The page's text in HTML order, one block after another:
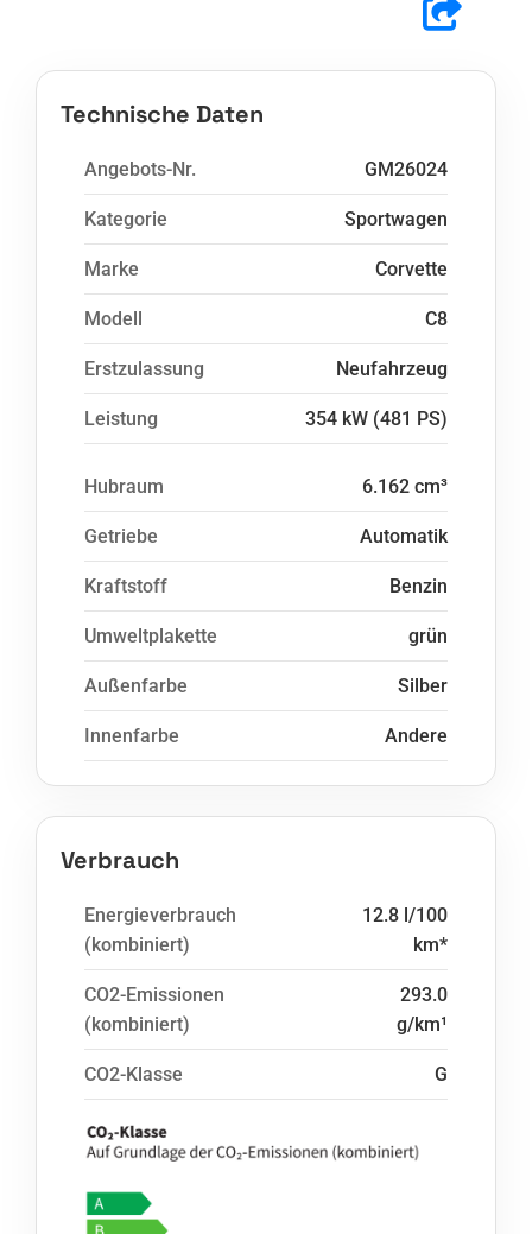
Technische Daten
Angebots-Nr. GM26024
Kategorie Sportwagen
Marke Corvette
Modell C8
Erstzulassung Neufahrzeug
Leistung 354 kW (481 PS)
Hubraum 6.162 cm³
Getriebe Automatik
Kraftstoff Benzin
Umweltplakette grün
Außenfarbe Silber
Innenfarbe Andere
Verbrauch
Energieverbrauch
(kombiniert)
12.8 l/100
km*
CO2-Emissionen
(kombiniert)
293.0
g/km¹
CO2-Klasse G